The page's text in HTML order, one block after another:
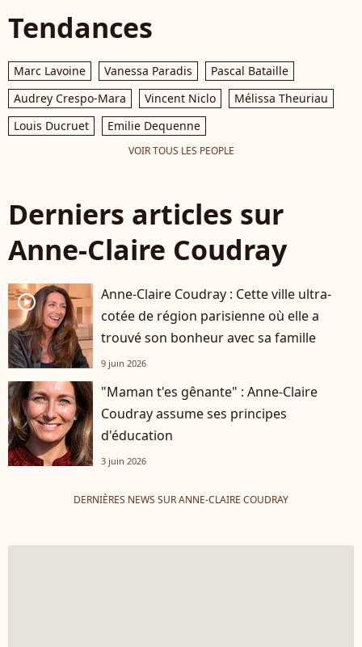
Tendances
Marc Lavoine Vanessa Paradis
Pascal Bataille
Audrey Crespo-Mara
Vincent Niclo
Mélissa Theuriau
Louis Ducruet
Emilie Dequenne
VOIR TOUS LES PEOPLE
Derniers articles sur
Anne-Claire Coudray
player2
Anne-Claire Coudray : Cette ville ultra-
cotée de région parisienne où elle a
trouvé son bonheur avec sa famille
9 juin 2026
"Maman t'es gênante" : Anne-Claire
Coudray assume ses principes
d'éducation
3 juin 2026
DERNIÈRES NEWS SUR ANNE-CLAIRE COUDRAY